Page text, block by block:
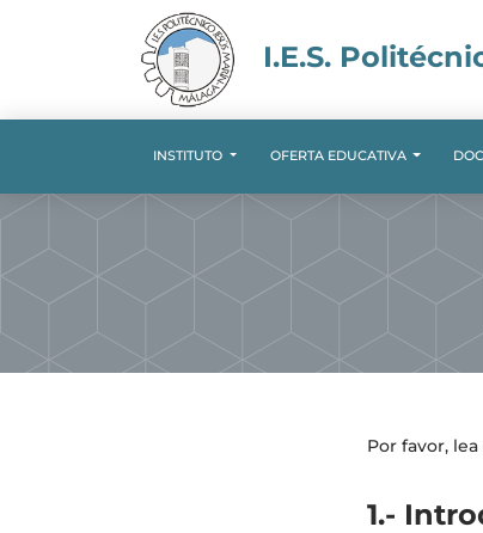
I.E.S.
INSTITUTO OFERTA EDUCATIVA
Por favor,
1.-